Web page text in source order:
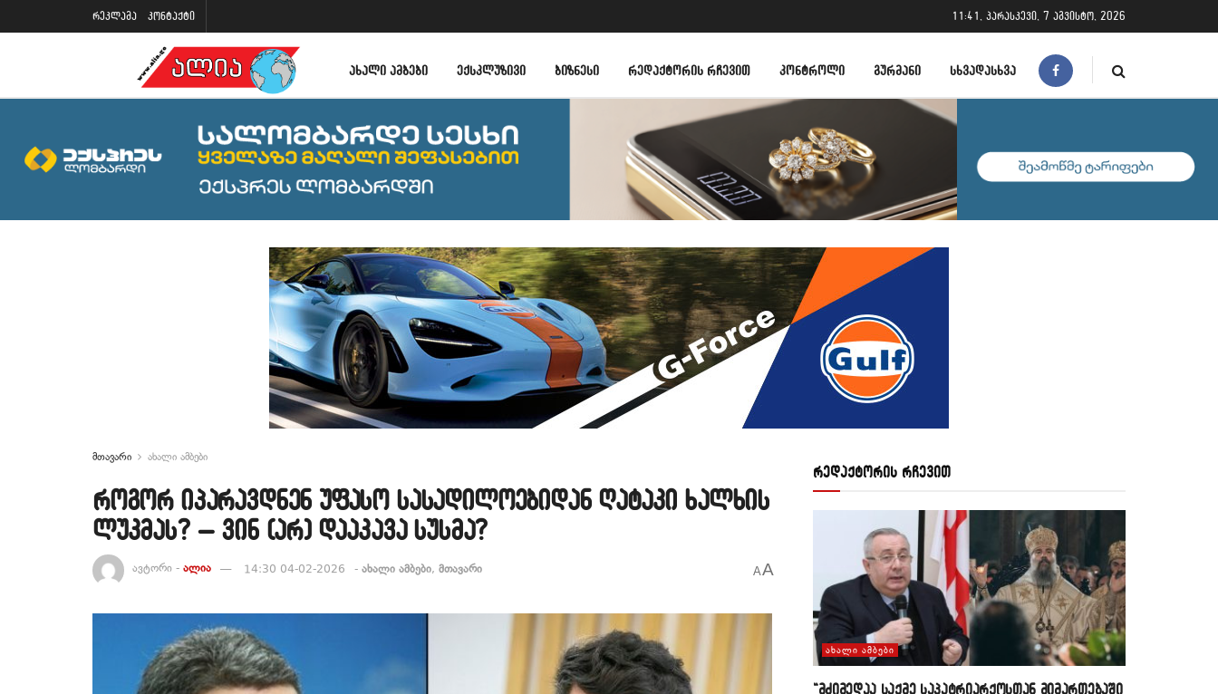
რეკლამა კონტაქტი 11:41, პარასკევი, 7 აგვისტო, 2026
ᲐᲮᲐᲚᲘ ᲐᲛᲑᲔᲑᲘ ᲔᲥᲡᲙᲚᲣᲖᲘᲕᲘ ᲑᲘᲖᲜᲔᲡᲘ ᲠᲔᲓᲐᲥᲢᲝᲠᲘᲡ ᲠᲩᲔᲕᲘᲗ ᲙᲝᲜᲢᲠᲝᲚᲘ ᲒᲣᲠᲛᲐᲜᲘ ᲡᲮᲕᲐᲓᲐᲡᲮᲕᲐ
მთავარი ახალი ამბები
როგორ იპარავდნენ უფასო სასადილოებიდან ღატაკი ხალხის
ლუკმას? – ვინ (არ) დააკავა სუსმა?
ავტორი - ალია 14:30 04-02-2026 - ახალი ამბები, მთავარი AA
რედაქტორის რჩევით
ᲐᲮᲐᲚᲘ ᲐᲛᲑᲔᲑᲘ
“მძიმედაა საქმე საპატრიარქოსთან მიმართებაში